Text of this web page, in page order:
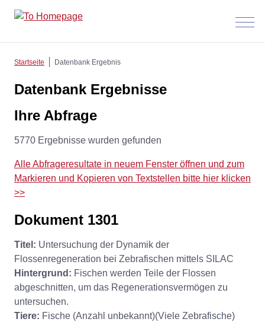
Menü
Startseite Datenbank Ergebnis
Datenbank Ergebnisse
Ihre Abfrage
5770 Ergebnisse wurden gefunden
Alle Abfrageresultate in neuem Fenster öffnen und zum
Markieren und Kopieren von Textstellen bitte hier klicken
>>
Dokument 1301
Titel: Untersuchung der Dynamik der
Flossenregeneration bei Zebrafischen mittels SILAC
Hintergrund: Fischen werden Teile der Flossen
abgeschnitten, um das Regenerationsvermögen zu
untersuchen.
Tiere: Fische (Anzahl unbekannt)(Viele Zebrafische)